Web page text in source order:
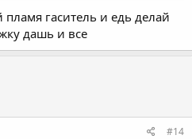
гаситель и едь делай
дашь и все
#14